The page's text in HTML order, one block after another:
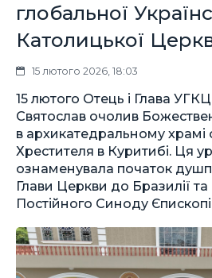
глобальної
Католицької
15 лютого 2026, 18:03
15 лютого Отець і Глава
Святослав очолив
в архикатедральному храмі
Хрестителя в Куритибі. Ця
ознаменувала початок
Глави Церкви до Бразилії та
Постійного Синоду